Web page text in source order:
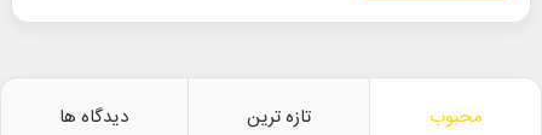
محبوب تازه ترین دیدگاه ها